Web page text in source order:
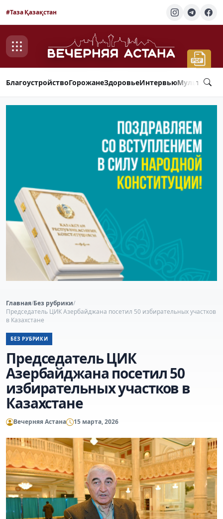
#Таза Қазақстан
БлагоустройствоГорожанеЗдоровьеИнтервью
Главная/Без рубрики/
Председатель ЦИК Азербайджана посетил 50 избирательных участков
в Казахстане
БЕЗ РУБРИКИ
Председатель ЦИК
Азербайджана посетил 50
избирательных участков в
Казахстане
Вечерняя Астана 15 марта, 2026